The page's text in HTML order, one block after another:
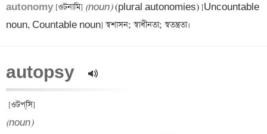
autonomy [ওটনামি] (noun) (plural autonomies) [Uncountable
autopsy
(noun)